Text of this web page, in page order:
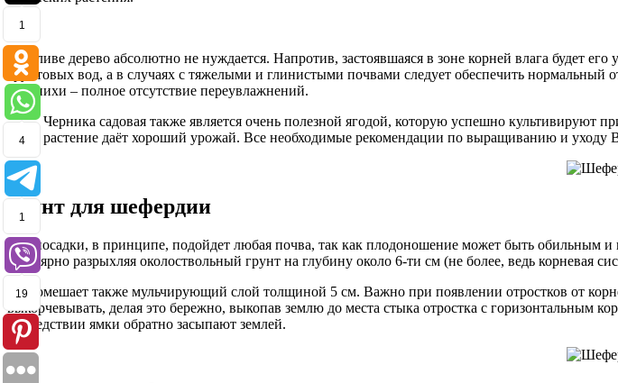
В поливе дерево абсолютно не нуждается. Напротив, застоявшаяся в зоне корней влага будет
грунтовых вод, а в случаях с тяжелыми и глинистыми почвами следует обеспечить
облепихи – полное отсутствие переувлажнений.
Черника садовая также является очень полезной ягодой, которую успешно культивируют
растение даёт хороший урожай. Все необходимые рекомендации по выращиванию и уходу
Грунт для шефердии
Для посадки, в принципе, подойдет любая почва, так как плодоношение может быть обильным
регулярно разрыхляя околоствольный грунт на глубину около 6-ти см (не более, ведь корневая
Не помешает также мульчирующий слой толщиной 5 см. Важно при появлении отростков от
выкорчевывать, делая это бережно, выкопав землю до места стыка отростка с горизонтальным
последствии ямки обратно засыпают землей.
1
4
1
19